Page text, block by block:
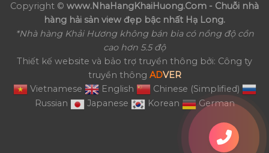
Copyright © www.NhaHangKhaiHuong.Com - Chuỗi nhà
hàng hải sản view đẹp bậc nhất Hạ Long.
*Nhà hàng Khải Hương không bán bia có nồng độ cồn
cao hơn 5.5 độ
Thiết kế website và bảo trợ truyền thông bởi: Công ty
truyền thông ADVER
Vietnamese
English
Chinese (Simplified)
Russian
Japanese Korean German